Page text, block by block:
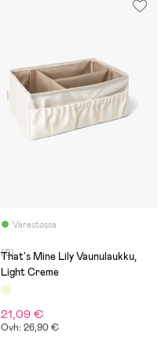
Varastossa
(0)
That's Mine Lily Vaunulaukku,
Light Creme
21,09 €
Ovh: 26,90 €